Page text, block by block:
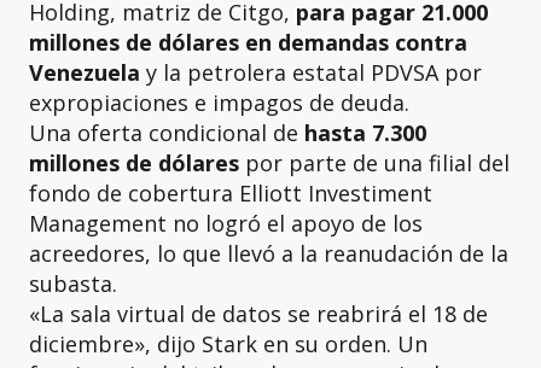
Holding, matriz de Citgo, para pagar 21.000
millones de dólares en demandas contra
Venezuela y la petrolera estatal PDVSA por
expropiaciones e impagos de deuda.
Una oferta condicional de hasta 7.300
millones de dólares por parte de una filial del
fondo de cobertura Elliott Investiment
Management no logró el apoyo de los
acreedores, lo que llevó a la reanudación de la
subasta.
«La sala virtual de datos se reabrirá el 18 de
diciembre», dijo Stark en su orden. Un